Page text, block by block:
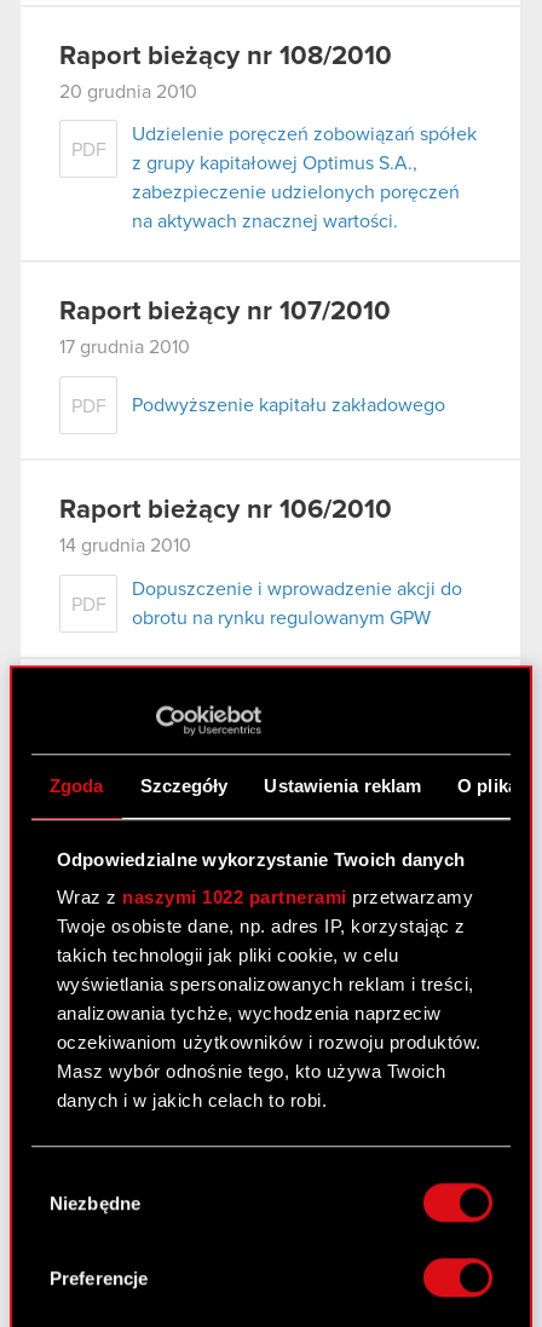
Zgoda Szczegóły Ustawienia reklam O
Odpowiedzialne wykorzystanie Twoich danych
Wraz z naszymi 1022 partnerami przetwarzamy
Twoje osobiste dane, np. adres IP, korzystając z
takich technologii jak pliki cookie, w celu
wyświetlania spersonalizowanych reklam i treści,
analizowania tychże, wychodzenia naprzeciw
oczekiwaniom użytkowników i rozwoju produktów.
Masz wybór odnośnie tego, kto używa Twoich
danych i w jakich celach to robi.
lokalizacji geograficznej z dokładnością nawet
Identyfikować Twoje urządzenie, aktywnie
analizując charakteryzującego je zbiory
zgody
Niezbędne
Preferencje
Raport bieżący nr 108/2010
20 grudnia 2010
PDF
Udzielenie poręczeń zobowiązań spółek
z grupy kapitałowej Optimus S.A.,
zabezpieczenie udzielonych poręczeń
na aktywach znacznej wartości.
Raport bieżący nr 107/2010
17 grudnia 2010
PDF Podwyższenie kapitału zakładowego
Raport bieżący nr 106/2010
14 grudnia 2010
PDF
Dopuszczenie i wprowadzenie akcji do
obrotu na rynku regulowanym GPW
Raport bieżący nr 105/2010
Warunkowa rejestracja akcji serii F, G, H,
I, J w Krajowym Depozycie Papierów
Raport bieżący nr 104/2010
Akcjonariusze posiadający co najmniej
5% głosów na Nadzwyczajnym Walnym
Zgromadzeniu Akcjonariuszy Spółki.
7 grudnia 2010
Ustalenie jednolitego tekstu Statutu